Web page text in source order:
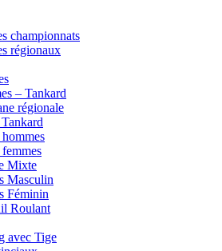
championnats
régionaux
– Tankard
régionale
Mixte
Masculin
Féminin
Roulant
avec Tige